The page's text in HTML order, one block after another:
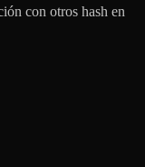
con otros hash en